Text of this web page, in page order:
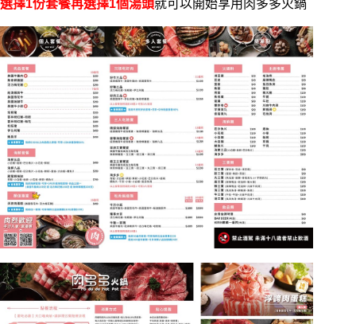
選擇1份套餐再選擇1個湯頭就可以開始享用肉多多火鍋